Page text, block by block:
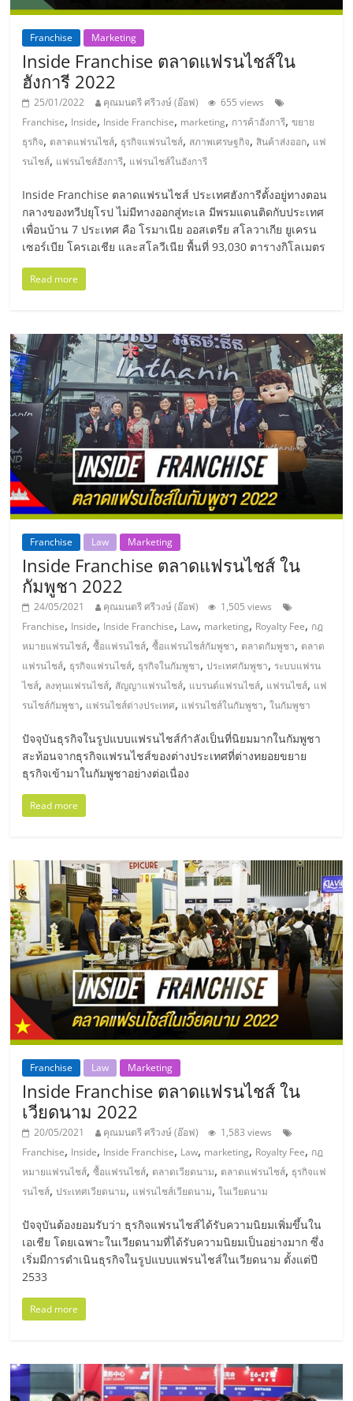
รน
ไชส์,
รวม
แฟ
รน
ไชส์
ขาย
แฟ
รน
ไชส์
แฟ
รน
ไชส์
ขาย
หน้า
บ้าน
ลงทุน
น้อย
คืน
ทุน
ไว,
ที่
ปรึกษา
การ
ลงทุน
และ
ขยาย
สา
ขา
แฟ
ไชส์,
Franchise Marketing
Inside Franchise ตลาดแฟรนไชส์ใน
ฮังการี 2022
25/01/2022 คุณมนตรี ศรีวงษ์ (อ๊อฟ)
655 views
Franchise, Inside, Inside Franchise, marketing, การค้าฮังการี,ขยาย
ธุรกิจ, ตลาดแฟรนไชส์, ธุรกิจแฟรนไชส์, สภาพเศรษฐกิจ,สินค้าส่งออก, แฟ
รนไชส์, แฟรนไชส์ฮังการี, แฟรนไชส์ในฮังการี
Inside Franchise ตลาดแฟรนไชส์ ประเทศฮังการีตั้งอยู่ทางตอน
กลางของทวีปยุโรป ไม่มีทางออกสู่ทะเล มีพรมแดนติดกับประเทศ
เพื่อนบ้าน 7 ประเทศ คือ โรมาเนีย ออสเตรีย สโลวาเกีย ยูเครน
เซอร์เบีย โครเอเชีย และสโลวีเนีย พื้นที่ 93,030 ตารางกิโลเมตร
Read more
Franchise Law Marketing
Inside Franchise ตลาดแฟรนไชส์ ใน
กัมพูชา 2022
24/05/2021 คุณมนตรี ศรีวงษ์ (อ๊อฟ)
1,505 views
Franchise, Inside, Inside Franchise, Law, marketing, Royalty Fee, กฎ
หมายแฟรนไชส์,ซื้อแฟรนไชส์,ซื้อแฟรนไชส์กัมพูชา, ตลาดกัมพูชา, ตลาด
แฟรนไชส์, ธุรกิจแฟรนไชส์, ธุรกิจในกัมพูชา,ประเทศกัมพูชา, ระบบแฟรน
ไชส์, ลงทุนแฟรนไชส์, สัญญาแฟรนไชส์, แบรนด์แฟรนไชส์, แฟรนไชส์, แฟ
รนไชส์กัมพูชา, แฟรนไชส์ต่างประเทศ, แฟรนไชส์ในกัมพูชา,ในกัมพูชา
ปัจจุบันธุรกิจในรูปแบบแฟรนไชส์กำลังเป็นที่นิยมมากในกัมพูชา
สะท้อนจากธุรกิจแฟรนไชส์ของต่างประเทศที่ต่างทยอยขยาย
ธุรกิจเข้ามาในกัมพูชาอย่างต่อเนื่อง
Read more
Franchise Law Marketing
Inside Franchise ตลาดแฟรนไชส์ ใน
เวียดนาม 2022
20/05/2021 คุณมนตรี ศรีวงษ์ (อ๊อฟ)
1,583 views
Franchise, Inside, Inside Franchise, Law, marketing, Royalty Fee, กฎ
หมายแฟรนไชส์,ซื้อแฟรนไชส์, ตลาดเวียดนาม, ตลาดแฟรนไชส์, ธุรกิจแฟ
รนไชส์,ประเทศเวียดนาม, แฟรนไชส์เวียดนาม,ในเวียดนาม
ปัจจุบันต้องยอมรับว่า ธุรกิจแฟรนไชส์ได้รับความนิยมเพิ่มขึ้นใน
เอเชีย โดยเฉพาะในเวียดนามที่ได้รับความนิยมเป็นอย่างมาก ซึ่ง
เริ่มมีการดำเนินธุรกิจในรูปแบบแฟรนไชส์ในเวียดนาม ตั้งแต่ปี
2533
Read more